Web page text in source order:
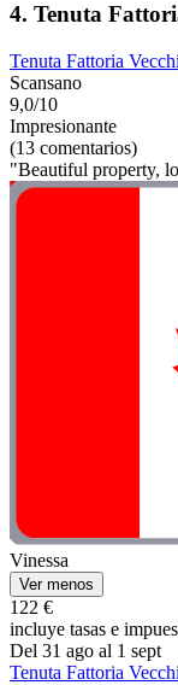
4. Tenuta
Tenuta Fattoria
Scansano
9,0/10
Impresionante
(13 comentarios)
"Beautiful property,
Vinessa
Ver menos
122 €
incluye tasas e
Del 31 ago al 1 sept
Tenuta Fattoria